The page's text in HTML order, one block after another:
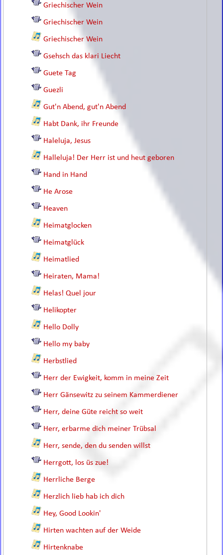
Griechischer Wein
Griechischer Wein
Griechischer Wein
Gsehsch das klari Liecht
Guete Tag
Guezli
Gut'n Abend, gut'n Abend
Habt Dank, ihr Freunde
Haleluja, Jesus
Halleluja! Der Herr ist und heut geboren
Hand in Hand
He Arose
Heaven
Heimatglocken
Heimatglück
Heimatlied
Heiraten, Mama!
Helas! Quel jour
Helikopter
Hello Dolly
Hello my baby
Herbstlied
Herr der Ewigkeit, komm in meine Zeit
Herr Gänsewitz zu seinem Kammerdiener
Herr, deine Güte reicht so weit
Herr, erbarme dich meiner Trübsal
Herr, sende, den du senden willst
Herrgott, los üs zue!
Herrliche Berge
Herzlich lieb hab ich dich
Hey, Good Lookin'
Hirten wachten auf der Weide
Hirtenknabe